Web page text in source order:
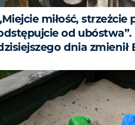
miłość, strzeżcie
od ubóstwa”.
dnia zmienił